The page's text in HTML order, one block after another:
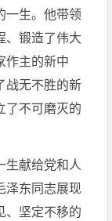
一生。他带领
、锻造了伟大
作主的新中
战无不胜的新
了不可磨灭的
生献给党和人
泽东同志展现
、坚定不移的